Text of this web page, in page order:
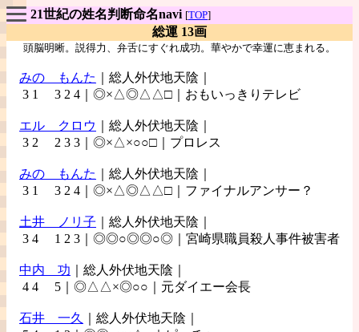
21世紀の姓名判断命名navi [TOP]
総運 13画
頭脳明晰。説得力、弁舌にすぐれ成功。華やかで幸運に恵まれる。
みの もんた
｜総人外伏地天陰｜
3 1 3 2 4｜◎×△◎△△□｜おもいっきりテレビ
エル クロウ
｜総人外伏地天陰｜
3 2 2 3 3｜◎×△×○○□｜プロレス
みの もんた
｜総人外伏地天陰｜
3 1 3 2 4｜◎×△◎△△□｜ファイナルアンサー？
土井 ノリ子 ｜総人外伏地天陰｜
3 4 1 2 3｜◎◎○◎◎○◎｜宮崎県職員殺人事件被害者
中内 功 ｜総人外伏地天陰｜
4 4 5｜◎△△×◎○○｜元ダイエー会長
石井 一久
｜総人外伏地天陰｜